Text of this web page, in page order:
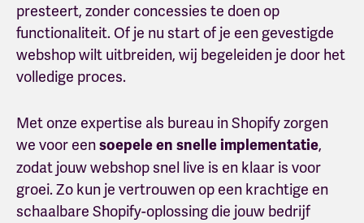
presteert, zonder concessies te doen op
functionaliteit. Of je nu start of je een gevestigde
webshop wilt uitbreiden, wij begeleiden je door het
volledige proces.
Met onze expertise als bureau in Shopify zorgen
we voor eensoepele en snelle implementatie,
zodat jouw webshop snel live is en klaar is voor
groei. Zo kun je vertrouwen op een krachtige en
schaalbare Shopify-oplossing die jouw bedrijf